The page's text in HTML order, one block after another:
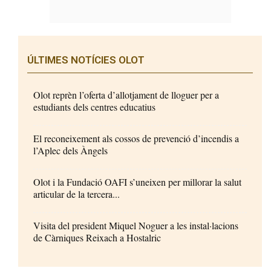
ÚLTIMES NOTÍCIES OLOT
Olot reprèn l’oferta d’allotjament de lloguer per a
estudiants dels centres educatius
El reconeixement als cossos de prevenció d’incendis a
l’Aplec dels Àngels
Olot i la Fundació OAFI s’uneixen per millorar la salut
articular de la tercera...
Visita del president Miquel Noguer a les instal·lacions
de Càrniques Reixach a Hostalric